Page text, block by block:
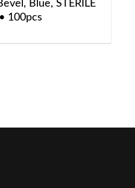
Blue, STERILE
• 100pcs